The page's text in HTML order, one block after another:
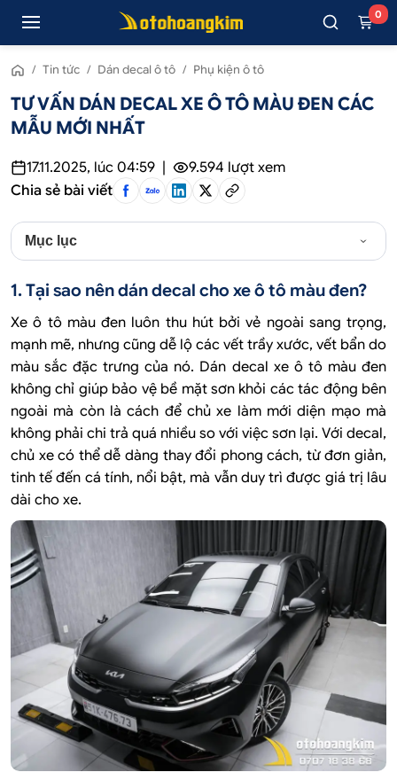
0
/ Tin tức / Dán decal ô tô / Phụ kiện ô tô
TƯ VẤN DÁN DECAL XE Ô TÔ MÀU ĐEN CÁC
MẪU MỚI NHẤT
17.11.2025, lúc 04:59 9.594 lượt xem
Chia sẻ bài viết
Mục lục
1. Tại sao nên dán decal cho xe ô tô màu đen?
Xe ô tô màu đen luôn thu hút bởi vẻ ngoài sang trọng,
mạnh mẽ, nhưng cũng dễ lộ các vết trầy xước, vết bẩn do
màu sắc đặc trưng của nó. Dán decal xe ô tô màu đen
không chỉ giúp bảo vệ bề mặt sơn khỏi các tác động bên
ngoài mà còn là cách để chủ xe làm mới diện mạo mà
không phải chi trả quá nhiều so với việc sơn lại. Với decal,
chủ xe có thể dễ dàng thay đổi phong cách, từ đơn giản,
tinh tế đến cá tính, nổi bật, mà vẫn duy trì được giá trị lâu
dài cho xe.